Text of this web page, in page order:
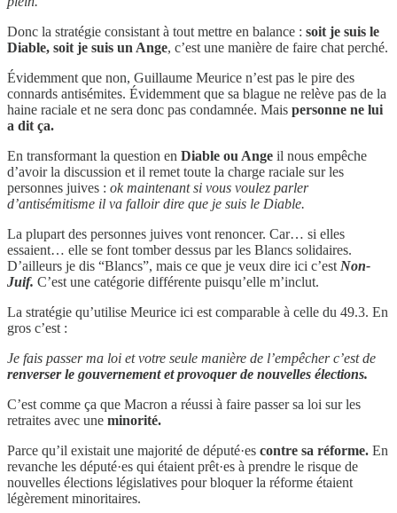
Donc la stratégie consistant à tout mettre en balance : soit je suis le
Diable, soit je suis un Ange, c’est une manière de faire chat perché.
Évidemment que non, Guillaume Meurice n’est pas le pire des
connards antisémites. Évidemment que sa blague ne relève pas de la
haine raciale et ne sera donc pas condamnée. Mais personne ne lui
a dit ça.
En transformant la question en Diable ou Ange il nous empêche
d’avoir la discussion et il remet toute la charge raciale sur les
personnes juives : ok maintenant si vous voulez parler
d’antisémitisme il va falloir dire que je suis le Diable.
La plupart des personnes juives vont renoncer. Car… si elles
essaient… elle se font tomber dessus par les Blancs solidaires.
D’ailleurs je dis “Blancs”, mais ce que je veux dire ici c’estNon-
Juif. C’est une catégorie différente puisqu’elle m’inclut.
La stratégie qu’utilise Meurice ici est comparable à celle du 49.3. En
gros c’est :
Je fais passer ma loi et votre seule manière de l’empêcher c’est de
renverser le gouvernement et provoquer de nouvelles élections.
C’est comme ça que Macron a réussi à faire passer sa loi sur les
retraites avec une minorité.
Parce qu’il existait une majorité de député·es contre sa réforme. En
revanche les député·es qui étaient prêt·es à prendre le risque de
nouvelles élections législatives pour bloquer la réforme étaient
légèrement minoritaires.